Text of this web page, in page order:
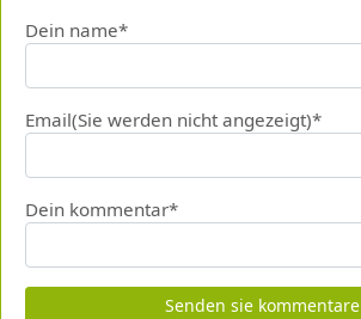
Dein name*
Email(Sie werden nicht angezeigt)*
Dein kommentar*
Senden sie kommentare